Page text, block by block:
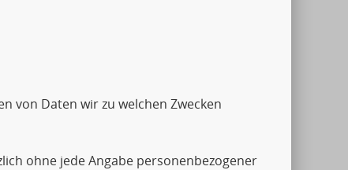
von Daten wir zu welchen Zwecken
ohne jede Angabe personenbezogener